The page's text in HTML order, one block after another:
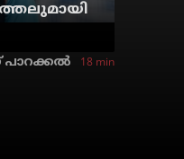
പാറക്കല്‍ 18 min